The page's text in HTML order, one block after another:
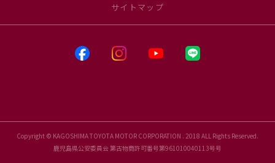
サイトマップ
Copyright © KAGOSHIMA TOYOTA MOTOR CORPORATION . 2018 ALL Rights Reserved.
鹿児島県公安委員会 第古物商許可番号第961010040113号号